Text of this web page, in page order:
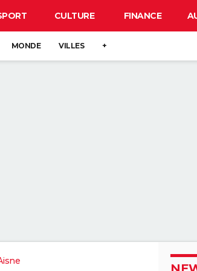
CULTURE FINANCE
MONDE VILLES +